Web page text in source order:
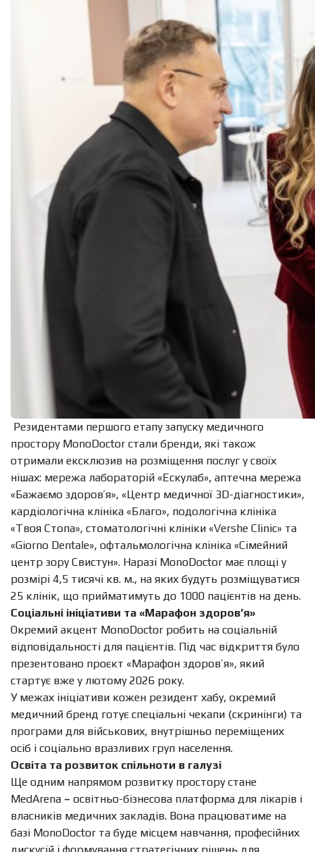
Резидентами першого етапу запуску медичного
простору MonoDoctor стали бренди, які також
отримали ексклюзив на розміщення послуг у своїх
нішах: мережа лабораторій «Ескулаб», аптечна мережа
«Бажаємо здоровʼя», «Центр медичної 3D-діагностики»,
кардіологічна клініка «Благо», подологічна клініка
«Твоя Стопа», стоматологічні клініки «Vershe Clinic» та
«Giorno Dentale», офтальмологічна клініка «Сімейний
центр зору Свистун». Наразі MonoDoctor має площі у
розмірі 4,5 тисячі кв. м., на яких будуть розміщуватися
25 клінік, що прийматимуть до 1000 пацієнтів на день.
Соціальні ініціативи та «Марафон здоров’я»
Окремий акцент MonoDoctor робить на соціальній
відповідальності для пацієнтів. Під час відкриття було
презентовано проєкт «Марафон здоров’я», який
стартує вже у лютому 2026 року.
У межах ініціативи кожен резидент хабу, окремий
медичний бренд готує спеціальні чекапи (скринінги) та
програми для військових, внутрішньо переміщених
осіб і соціально вразливих груп населення.
Освіта та розвиток спільноти в галузі
Ще одним напрямом розвитку простору стане
MedArena – освітньо-бізнесова платформа для лікарів і
власників медичних закладів. Вона працюватиме на
базі MonoDoctor та буде місцем навчання, професійних